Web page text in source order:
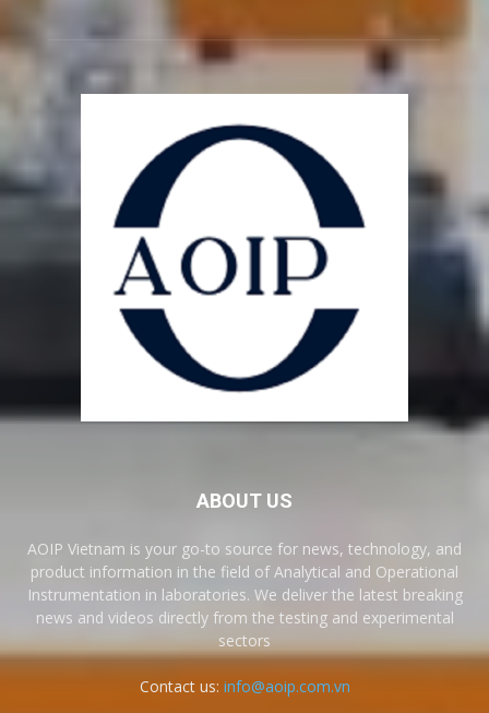
ABOUT US
AOIP Vietnam is your go-to source for news, technology, and
product information in the field of Analytical and Operational
Instrumentation in laboratories. We deliver the latest breaking
news and videos directly from the testing and experimental
sectors
Contact us: info@aoip.com.vn